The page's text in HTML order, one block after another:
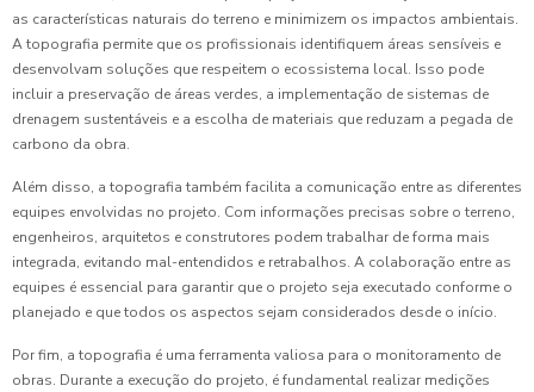
as características naturais do terreno e minimizem os impactos ambientais.
A topografia permite que os profissionais identifiquem áreas sensíveis e
desenvolvam soluções que respeitem o ecossistema local. Isso pode
incluir a preservação de áreas verdes, a implementação de sistemas de
drenagem sustentáveis e a escolha de materiais que reduzam a pegada de
carbono da obra.
Além disso, a topografia também facilita a comunicação entre as diferentes
equipes envolvidas no projeto. Com informações precisas sobre o terreno,
engenheiros, arquitetos e construtores podem trabalhar de forma mais
integrada, evitando mal-entendidos e retrabalhos. A colaboração entre as
equipes é essencial para garantir que o projeto seja executado conforme o
planejado e que todos os aspectos sejam considerados desde o início.
Por fim, a topografia é uma ferramenta valiosa para o monitoramento de
obras. Durante a execução do projeto, é fundamental realizar medições